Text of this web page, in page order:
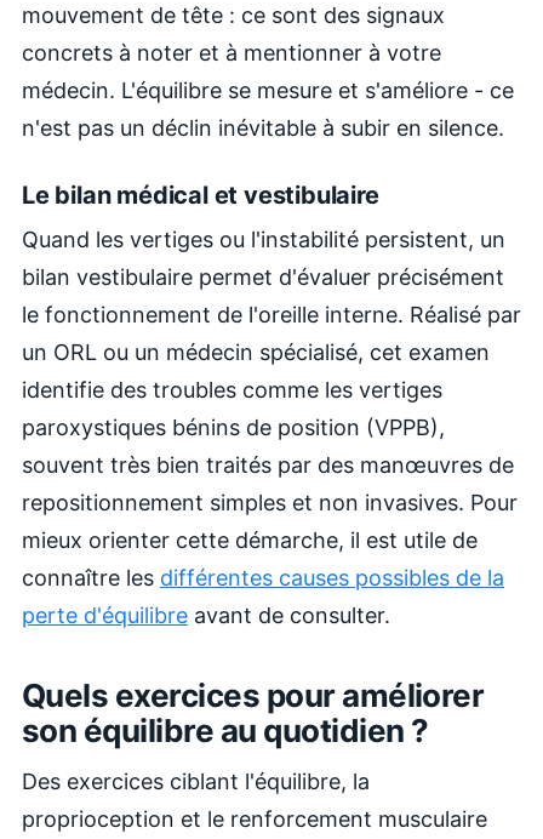
mouvement de tête : ce sont des signaux
concrets à noter et à mentionner à votre
médecin. L'équilibre se mesure et s'améliore - ce
n'est pas un déclin inévitable à subir en silence.
Le bilan médical et vestibulaire
Quand les vertiges ou l'instabilité persistent, un
bilan vestibulaire permet d'évaluer précisément
le fonctionnement de l'oreille interne. Réalisé par
un ORL ou un médecin spécialisé, cet examen
identifie des troubles comme les vertiges
paroxystiques bénins de position (VPPB),
souvent très bien traités par des manœuvres de
repositionnement simples et non invasives. Pour
mieux orienter cette démarche, il est utile de
connaître les différentes causes possibles de la
perte d'équilibre avant de consulter.
Quels exercices pour améliorer
son équilibre au quotidien ?
Des exercices ciblant l'équilibre, la
proprioception et le renforcement musculaire